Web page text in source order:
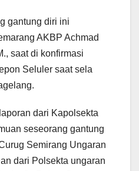
gantung diri ini
AKBP Achmad
saat di konfirmasi
Seluler saat sela
dari Kapolsekta
seseorang gantung
Semirang Ungaran
dari Polsekta ungaran